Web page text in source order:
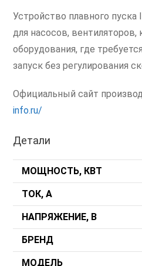
Устройство плавного пуска
для насосов, вентиляторов,
оборудования, где
запуск без регулирования
Официальный сайт
info.ru/
Детали
МОЩНОСТЬ, КВТ
ТОК, А
НАПРЯЖЕНИЕ, В
БРЕНД
МОДЕЛЬ